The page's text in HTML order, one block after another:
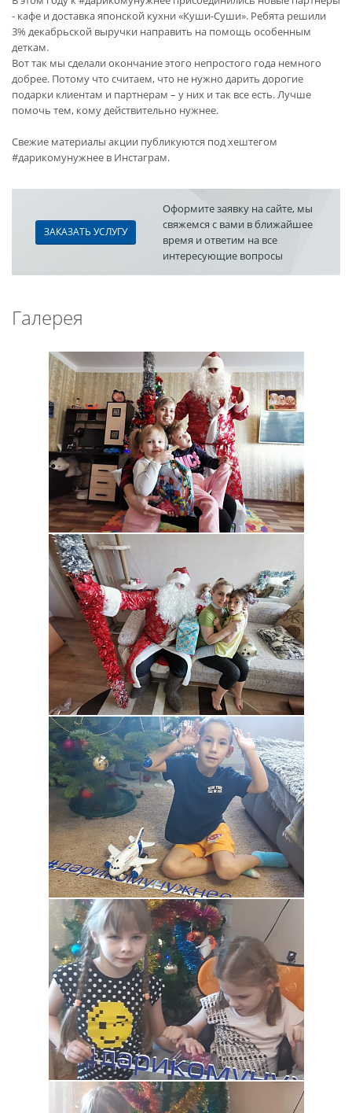
- кафе и доставка японской кухни «Куши-Суши». Ребята решили
3% декабрьской выручки направить на помощь особенным
деткам.
Вот так мы сделали окончание этого непростого года немного
добрее. Потому что считаем, что не нужно дарить дорогие
подарки клиентам и партнерам – у них и так все есть. Лучше
помочь тем, кому действительно нужнее.
Свежие материалы акции публикуются под хештегом
#дарикомунужнее в Инстаграм.
ЗАКАЗАТЬ УСЛУГУ
Оформите заявку на сайте, мы
свяжемся с вами в ближайшее
время и ответим на все
интересующие вопросы
Галерея